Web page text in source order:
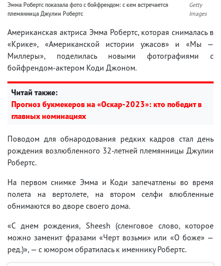
Эмма Робертс показала фото с бойфрендом: с кем встречается
племянница Джулии Робертс
Getty
Images
Американская актриса Эмма Робертс, которая снималась в
«Крике», «Американской истории ужасов» и «Мы —
Миллеры», поделилась новыми фотографиями с
бойфрендом-актером Коди Джоном.
Читай также:
Прогноз букмекеров на «Оскар-2023»: кто победит в
главных номинациях
Поводом для обнародования редких кадров стал день
рождения возлюбленного 32-летней племянницы Джулии
Робертс.
На первом снимке Эмма и Коди запечатлены во время
полета на вертолете, на втором селфи влюбленные
обнимаются во дворе своего дома.
«С днем рождения, Sheesh (сленговое слово, которое
можно заменит фразами «Черт возьми» или «О боже» —
ред.)», — с юмором обратилась к именнику Робертс.